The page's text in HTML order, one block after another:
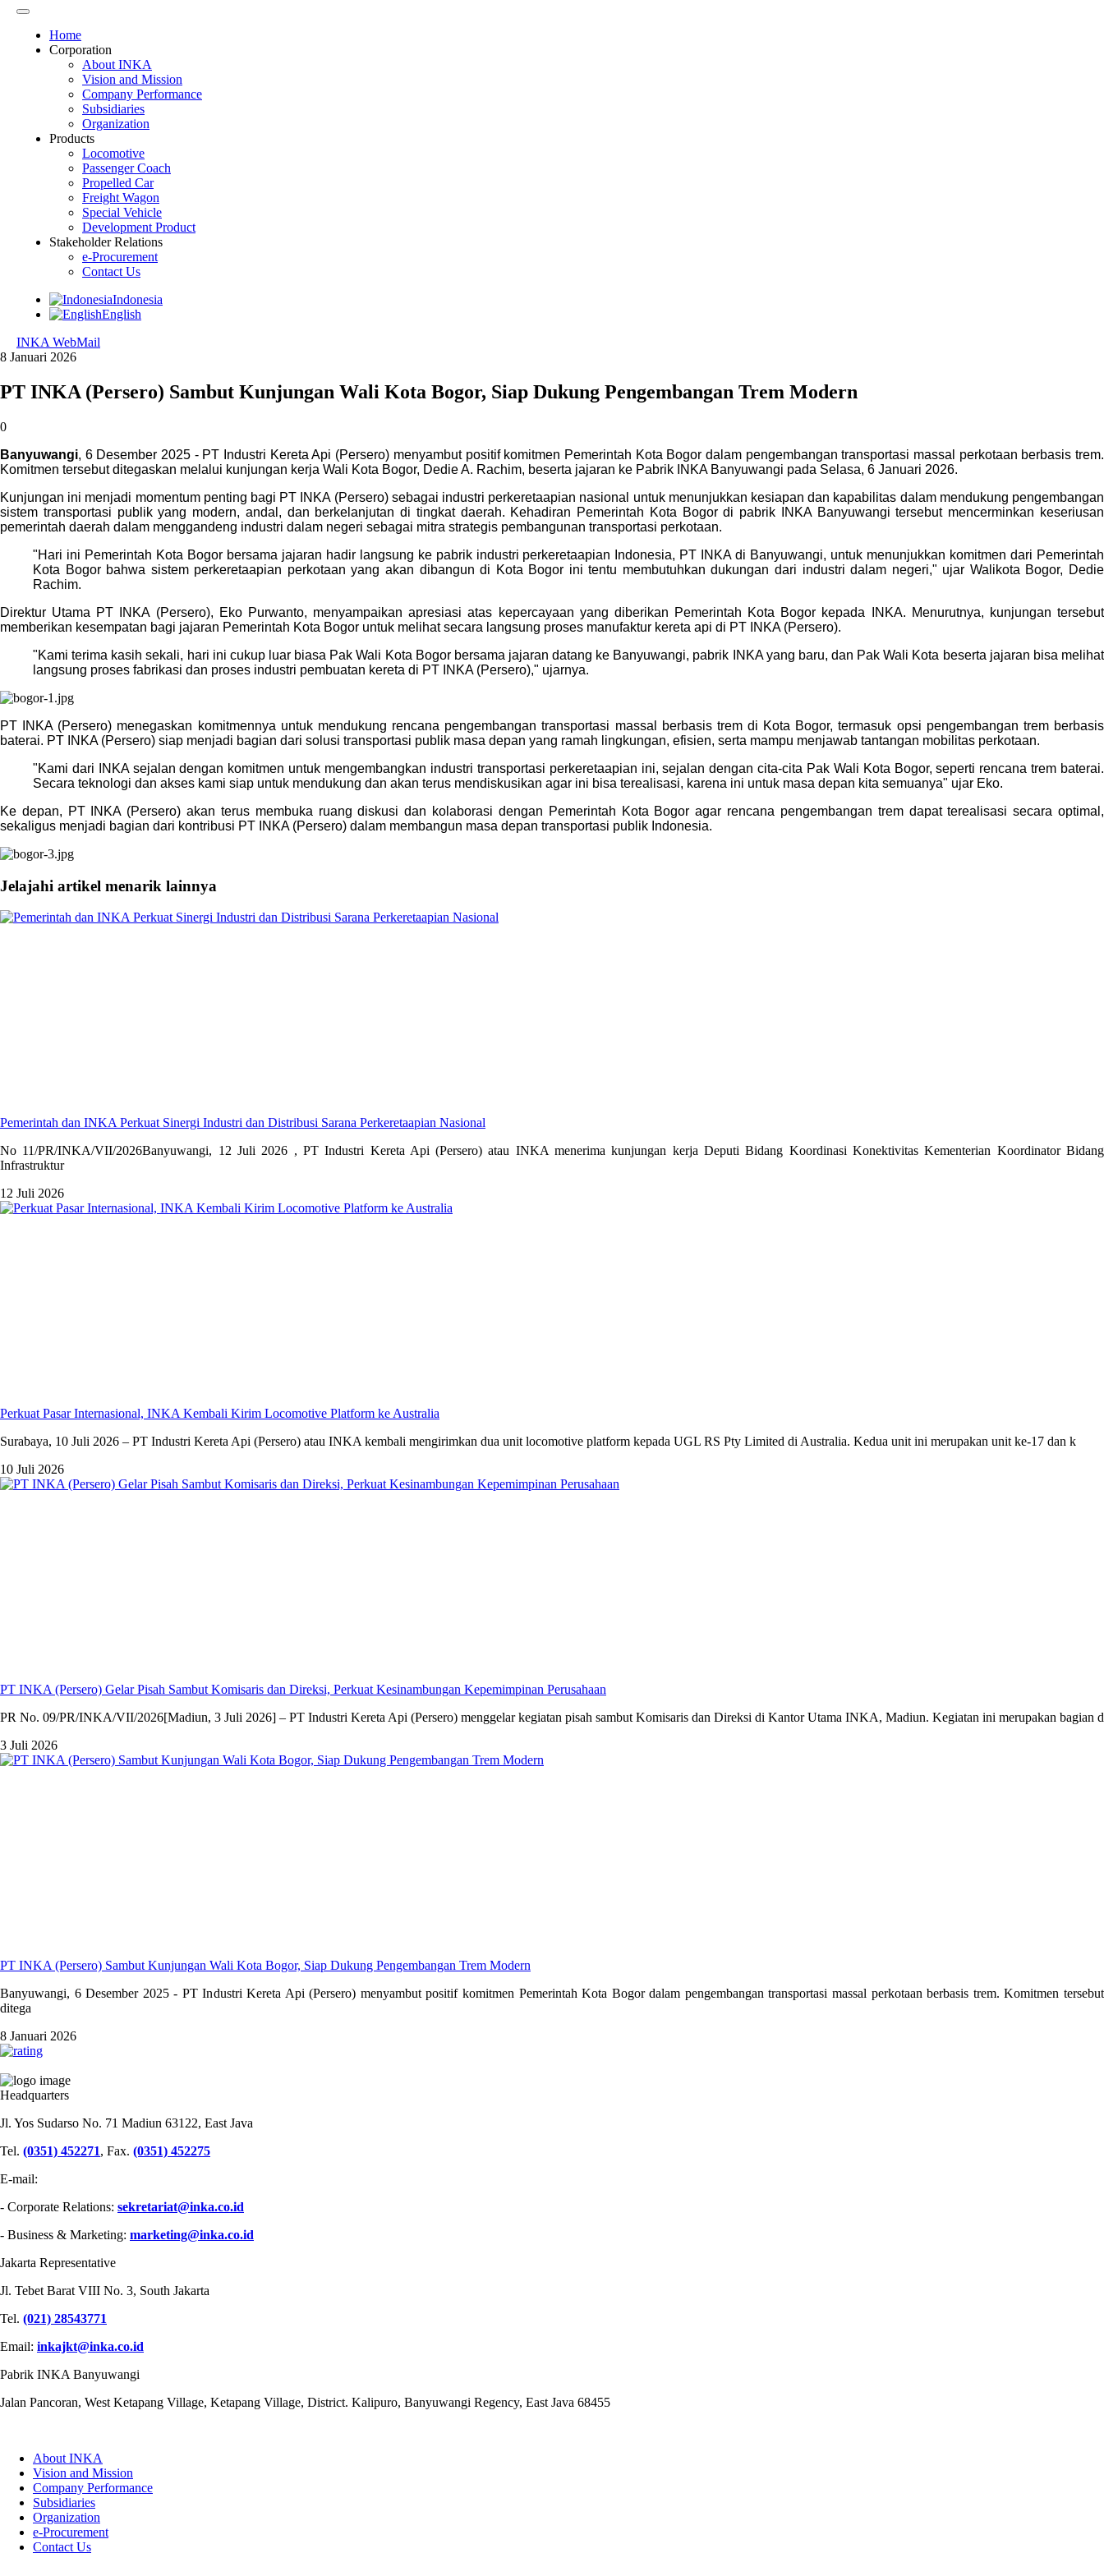
Home
Corporation
About INKA
Vision and Mission
Company Performance
Subsidiaries
Organization
Products
Locomotive
Passenger Coach
Propelled Car
Freight Wagon
Special Vehicle
Development Product
Stakeholder Relations
e-Procurement
Contact Us
Indonesia
English
INKA WebMail
8 Januari 2026
PT INKA (Persero) Sambut Kunjungan Wali Kota Bogor, Siap Dukung Pengembangan Trem Modern
0
Banyuwangi, 6 Desember 2025 - PT Industri Kereta Api (Persero) menyambut positif komitmen Pemerintah Kota Bogor dalam pengembangan transportasi massal perkotaan berbasis trem.
Komitmen tersebut ditegaskan melalui kunjungan kerja Wali Kota Bogor, Dedie A. Rachim, beserta jajaran ke Pabrik INKA Banyuwangi pada Selasa, 6 Januari 2026.
Kunjungan ini menjadi momentum penting bagi PT INKA (Persero) sebagai industri perkeretaapian nasional untuk menunjukkan kesiapan dan kapabilitas dalam mendukung pengembangan
sistem transportasi publik yang modern, andal, dan berkelanjutan di tingkat daerah. Kehadiran Pemerintah Kota Bogor di pabrik INKA Banyuwangi tersebut mencerminkan keseriusan
pemerintah daerah dalam menggandeng industri dalam negeri sebagai mitra strategis pembangunan transportasi perkotaan.
"Hari ini Pemerintah Kota Bogor bersama jajaran hadir langsung ke pabrik industri perkeretaapian Indonesia, PT INKA di Banyuwangi, untuk menunjukkan komitmen dari Pemerintah
Kota Bogor bahwa sistem perkeretaapian perkotaan yang akan dibangun di Kota Bogor ini tentu membutuhkan dukungan dari industri dalam negeri," ujar Walikota Bogor, Dedie
Rachim.
Direktur Utama PT INKA (Persero), Eko Purwanto, menyampaikan apresiasi atas kepercayaan yang diberikan Pemerintah Kota Bogor kepada INKA. Menurutnya, kunjungan tersebut
memberikan kesempatan bagi jajaran Pemerintah Kota Bogor untuk melihat secara langsung proses manufaktur kereta api di PT INKA (Persero).
"Kami terima kasih sekali, hari ini cukup luar biasa Pak Wali Kota Bogor bersama jajaran datang ke Banyuwangi, pabrik INKA yang baru, dan Pak Wali Kota beserta jajaran bisa melihat
langsung proses fabrikasi dan proses industri pembuatan kereta di PT INKA (Persero)," ujarnya.
PT INKA (Persero) menegaskan komitmennya untuk mendukung rencana pengembangan transportasi massal berbasis trem di Kota Bogor, termasuk opsi pengembangan trem berbasis
baterai. PT INKA (Persero) siap menjadi bagian dari solusi transportasi publik masa depan yang ramah lingkungan, efisien, serta mampu menjawab tantangan mobilitas perkotaan.
"Kami dari INKA sejalan dengan komitmen untuk mengembangkan industri transportasi perkeretaapian ini, sejalan dengan cita-cita Pak Wali Kota Bogor, seperti rencana trem baterai.
Secara teknologi dan akses kami siap untuk mendukung dan akan terus mendiskusikan agar ini bisa terealisasi, karena ini untuk masa depan kita semuanya" ujar Eko.
Ke depan, PT INKA (Persero) akan terus membuka ruang diskusi dan kolaborasi dengan Pemerintah Kota Bogor agar rencana pengembangan trem dapat terealisasi secara optimal,
sekaligus menjadi bagian dari kontribusi PT INKA (Persero) dalam membangun masa depan transportasi publik Indonesia.
Jelajahi artikel menarik lainnya
Pemerintah dan INKA Perkuat Sinergi Industri dan Distribusi Sarana Perkeretaapian Nasional
No 11/PR/INKA/VII/2026Banyuwangi, 12 Juli 2026 , PT Industri Kereta Api (Persero) atau INKA menerima kunjungan kerja Deputi Bidang Koordinasi Konektivitas Kementerian Koordinator Bidang
Infrastruktur
12 Juli 2026
Perkuat Pasar Internasional, INKA Kembali Kirim Locomotive Platform ke Australia
Surabaya, 10 Juli 2026 – PT Industri Kereta Api (Persero) atau INKA kembali mengirimkan dua unit locomotive platform kepada UGL RS Pty Limited di Australia. Kedua unit ini merupakan unit ke-17 dan k
10 Juli 2026
PT INKA (Persero) Gelar Pisah Sambut Komisaris dan Direksi, Perkuat Kesinambungan Kepemimpinan Perusahaan
PR No. 09/PR/INKA/VII/2026[Madiun, 3 Juli 2026] – PT Industri Kereta Api (Persero) menggelar kegiatan pisah sambut Komisaris dan Direksi di Kantor Utama INKA, Madiun. Kegiatan ini merupakan bagian d
3 Juli 2026
PT INKA (Persero) Sambut Kunjungan Wali Kota Bogor, Siap Dukung Pengembangan Trem Modern
Banyuwangi, 6 Desember 2025 - PT Industri Kereta Api (Persero) menyambut positif komitmen Pemerintah Kota Bogor dalam pengembangan transportasi massal perkotaan berbasis trem. Komitmen tersebut
ditega
8 Januari 2026
Headquarters
Jl. Yos Sudarso No. 71 Madiun 63122, East Java
Tel. (0351) 452271, Fax. (0351) 452275
E-mail:
- Corporate Relations: sekretariat@inka.co.id
- Business & Marketing: marketing@inka.co.id
Jakarta Representative
Jl. Tebet Barat VIII No. 3, South Jakarta
Tel. (021) 28543771
Email: inkajkt@inka.co.id
Pabrik INKA Banyuwangi
Jalan Pancoran, West Ketapang Village, Ketapang Village, District. Kalipuro, Banyuwangi Regency, East Java 68455
About INKA
Vision and Mission
Company Performance
Subsidiaries
Organization
e-Procurement
Contact Us